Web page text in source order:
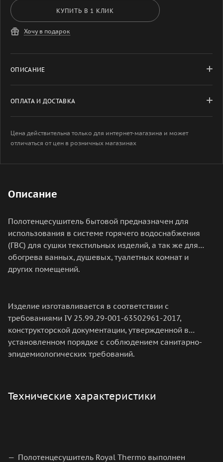
КУПИТЬ В 1 КЛИК
Хочу в подарок
ОПИСАНИЕ
ОПЛАТА И ДОСТАВКА
Цена действительна только для интернет-магазина и может
отличаться от цен в розничных магазинах
Описание
Полотенцесушитель бытовой предназначен для
использования в системе горячего водоснабжения
(ГВС) для сушки текстильных изделий, а так же для
обогрева ванных, душевых, туалетных комнат и
других помещений.
Изделие изготавливается в соответствии с
требованиями IV 25.99.29-001-63502961-2017,
конструкторской документации, утвержденной в
установленном порядке с соблюдением санитарно-
эпидемиологических требований.
Технические характеристики
Полотенцесушитель Royal Thermo выполнен